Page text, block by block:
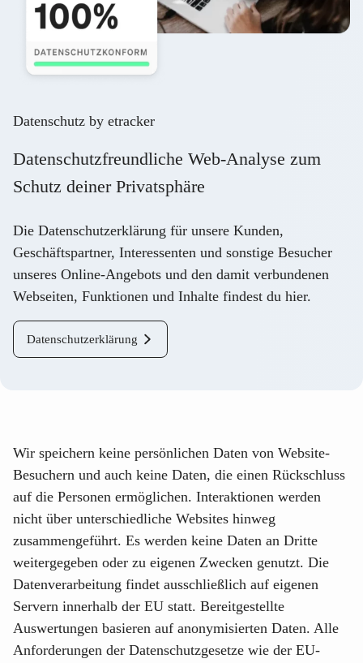
Datenschutz by etracker
Datenschutzfreundliche Web-Analyse zum
Schutz deiner Privatsphäre
Die Datenschutzerklärung für unsere Kunden,
Geschäftspartner, Interessenten und sonstige Besucher
unseres Online-Angebots und den damit verbundenen
Webseiten, Funktionen und Inhalte findest du hier.
Datenschutzerklärung
Wir speichern keine persönlichen Daten von Website-
Besuchern und auch keine Daten, die einen Rückschluss
auf die Personen ermöglichen. Interaktionen werden
nicht über unterschiedliche Websites hinweg
zusammengeführt. Es werden keine Daten an Dritte
weitergegeben oder zu eigenen Zwecken genutzt. Die
Datenverarbeitung findet ausschließlich auf eigenen
Servern innerhalb der EU statt. Bereitgestellte
Auswertungen basieren auf anonymisierten Daten. Alle
Anforderungen der Datenschutzgesetze wie der EU-